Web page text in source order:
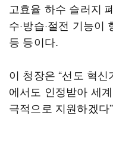
고효율 하수 슬러지
수·방습·절전 기능
등 등이다.
이 청장은 “선도 혁
에서도 인정받아 세
극적으로 지원하겠다